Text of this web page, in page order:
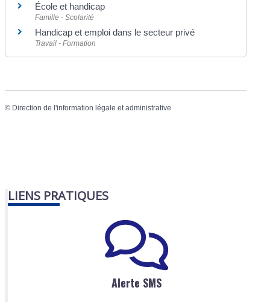
École et handicap
Famille - Scolarité
Handicap et emploi dans le secteur privé
Travail - Formation
© Direction de l'information légale et administrative
LIENS PRATIQUES
Alerte SMS